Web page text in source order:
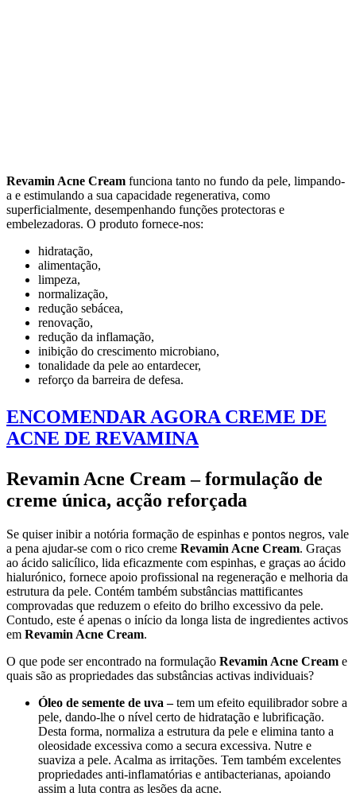
Revamin Acne Cream funciona tanto no fundo da pele, limpando-
a e estimulando a sua capacidade regenerativa, como
superficialmente, desempenhando funções protectoras e
embelezadoras. O produto fornece-nos:
hidratação,
alimentação,
limpeza,
normalização,
redução sebácea,
renovação,
redução da inflamação,
inibição do crescimento microbiano,
tonalidade da pele ao entardecer,
reforço da barreira de defesa.
ENCOMENDAR AGORA CREME DE
ACNE DE REVAMINA
Revamin Acne Cream – formulação de
creme única, acção reforçada
Se quiser inibir a notória formação de espinhas e pontos negros, vale
a pena ajudar-se com o rico creme Revamin Acne Cream. Graças
ao ácido salicílico, lida eficazmente com espinhas, e graças ao ácido
hialurónico, fornece apoio profissional na regeneração e melhoria da
estrutura da pele. Contém também substâncias mattificantes
comprovadas que reduzem o efeito do brilho excessivo da pele.
Contudo, este é apenas o início da longa lista de ingredientes activos
em Revamin Acne Cream.
O que pode ser encontrado na formulação Revamin Acne Cream e
quais são as propriedades das substâncias activas individuais?
Óleo de semente de uva –tem um efeito equilibrador sobre a
pele, dando-lhe o nível certo de hidratação e lubrificação.
Desta forma, normaliza a estrutura da pele e elimina tanto a
oleosidade excessiva como a secura excessiva. Nutre e
suaviza a pele. Acalma as irritações. Tem também excelentes
propriedades anti-inflamatórias e antibacterianas, apoiando
assim a luta contra as lesões da acne.